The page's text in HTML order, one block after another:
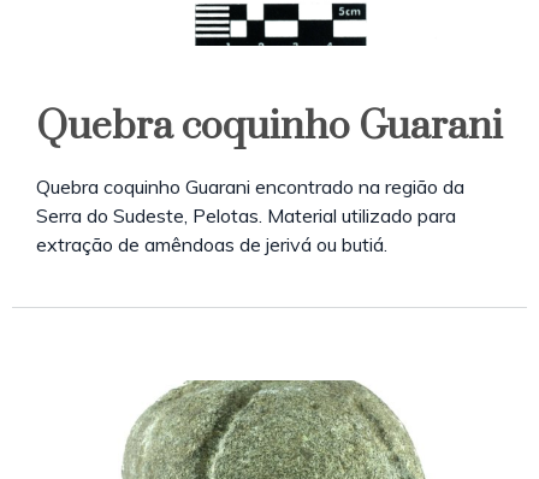
Quebra coquinho Guarani
Quebra coquinho Guarani encontrado na região da
Serra do Sudeste, Pelotas. Material utilizado para
extração de amêndoas de jerivá ou butiá.